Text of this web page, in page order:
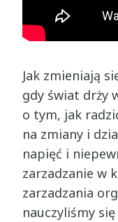
Jak zmieniają
gdy świat drży
o tym, jak
na zmiany i
napięć i
zarzadzanie w
zarzadzania
nauczyliśmy